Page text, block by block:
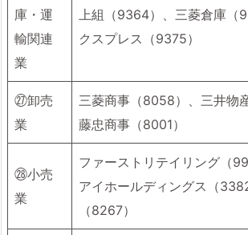
庫・運
輸関連
業
上組（9364）、三菱倉庫（
クスプレス（9375）
㉗卸売
業
三菱商事（8058）、三井物
藤忠商事（8001）
㉘小売
業
ファーストリテイリング（
アイホールディングス（
（8267）